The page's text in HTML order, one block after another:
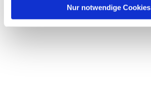
Nur notwendige Cookies